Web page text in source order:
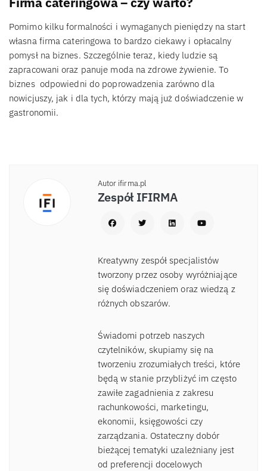
Pomimo kilku formalności i wymaganych pieniędzy na start
własna firma cateringowa to bardzo ciekawy i opłacalny
pomysł na biznes. Szczególnie teraz, kiedy ludzie są
zapracowani oraz panuje moda na zdrowe żywienie. To
biznes odpowiedni do poprowadzenia zarówno dla
nowicjuszy, jak i dla tych, którzy mają już doświadczenie w
gastronomii.
Autor ifirma.pl
Zespół IFIRMA
Kreatywny zespół specjalistów
tworzony przez osoby wyróżniające
się doświadczeniem oraz wiedzą z
różnych obszarów.
Świadomi potrzeb naszych
czytelników, skupiamy się na
tworzeniu zrozumiałych treści, które
będą w stanie przybliżyć im często
zawiłe zagadnienia z zakresu
rachunkowości, marketingu,
ekonomii, księgowości czy
zarządzania. Ostateczny dobór
bieżącej tematyki uzależniany jest
od preferencji docelowych